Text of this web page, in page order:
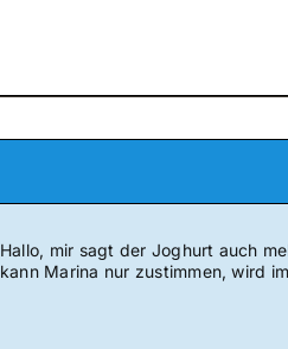
Hallo, mir sagt der Joghurt auch
kann Marina nur zustimmen, wird